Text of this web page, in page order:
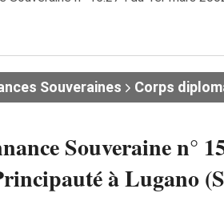
Souveraines Corps
Souveraine n°
à Lugano